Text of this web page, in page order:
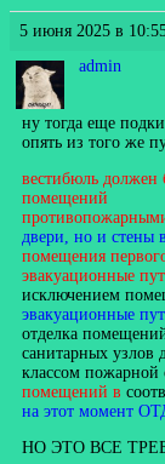
5 июня 2025 в
admin
ну тогда еще
опять из того же
вестибюль должен
помещений
двери, но и стены
помещения
эвакуационные
исключением
эвакуационные
отделка
санитарных узлов
классом пожарной
помещений в
на этот
НО ЭТО ВСЕ